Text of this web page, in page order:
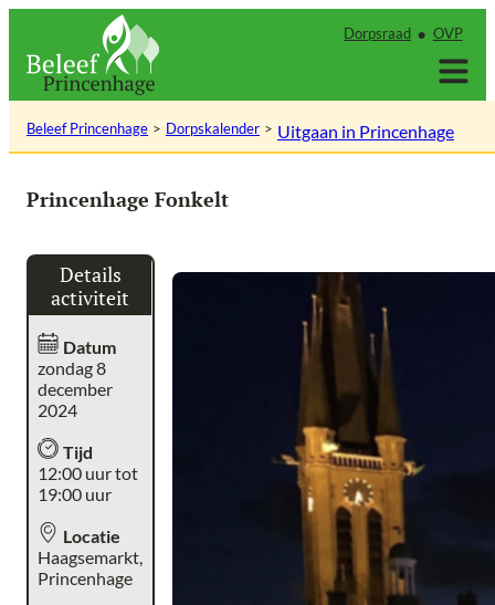
inhoud
Dorpsraad OVP
Beleef Princenhage Dorpskalender Uitgaan in Princenhage
Princenhage Fonkelt
Details
activiteit
Datum
zondag 8
december
2024
Tijd
12:00 uur tot
19:00 uur
Locatie
Haagsemarkt,
Princenhage